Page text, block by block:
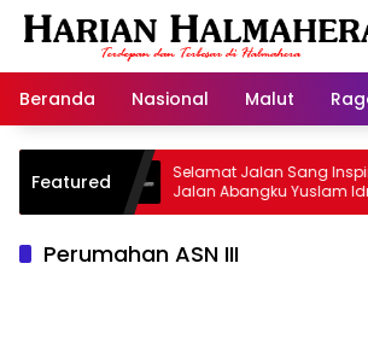
Langsung
Beranda
Nasional Malut
Featured Selamat Jalan Sang Inspirator,
Jalan Abangku Yuslam Idris
Perumahan ASN III